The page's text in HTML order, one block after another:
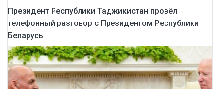
Президент Республики Таджикистан провёл
телефонный разговор с Президентом Республики
Беларусь